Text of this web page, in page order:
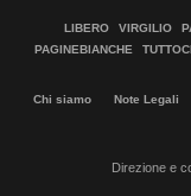
LIBERO VIRGILIO
PAGINEBIANCHE
Chi siamo Note Legali
Direzione e